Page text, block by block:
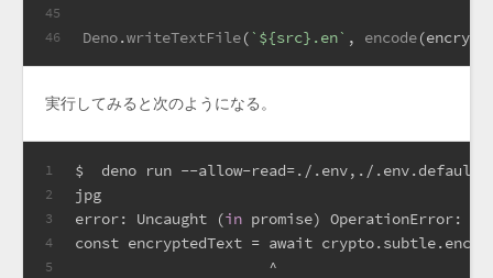
45
46
Deno.writeTextFile( ` ${src} .en` , encode
実行してみると次のようになる。
1
2
3
4
5
$  deno run --allow-read=./.env,./
jpg
error: Uncaught (in promise) OperationError:
const encryptedText = await
                      ^